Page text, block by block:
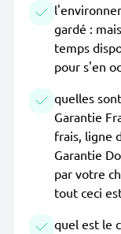
gardé :
temps
pour s'en
quelles
Garantie
frais, ligne
Garantie
par votre
tout ceci
quel est le